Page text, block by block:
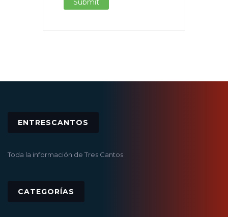
ENTRESCANTOS
Toda la información de Tres Cantos
CATEGORÍAS